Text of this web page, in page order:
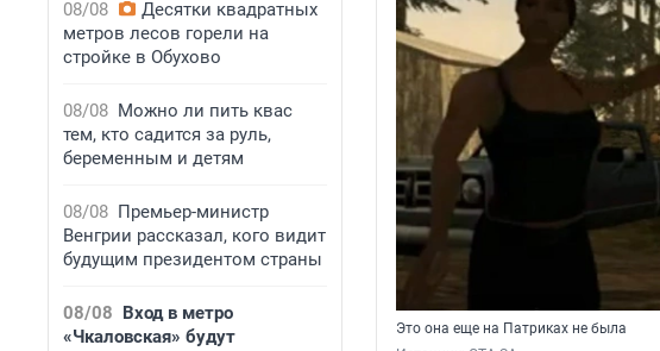
08/08
Десятки квадратных
метров лесов горели на
стройке в Обухово
08/08 Можно ли пить квас
тем, кто садится за руль,
беременным и детям
08/08 Премьер-министр
Венгрии рассказал, кого видит
будущим президентом страны
08/08 Вход в метро
«Чкаловская» будут
Это она еще на Патриках не была